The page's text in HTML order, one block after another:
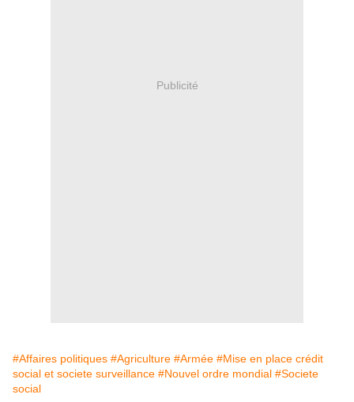
Publicité
#Affaires politiques #Agriculture #Armée #Mise en place crédit
social et societe surveillance #Nouvel ordre mondial #Societe
social